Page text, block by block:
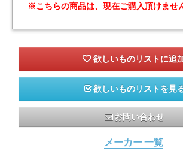
※こちらの商品は、現在ご購入頂けませ
欲しいものリストを見
お問い合わせ
メーカー 一覧